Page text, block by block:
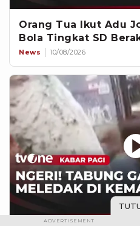
Orang Tua Ikut Adu
Bola Tingkat SD
News 10/08/2026
ADVERTISEMENT